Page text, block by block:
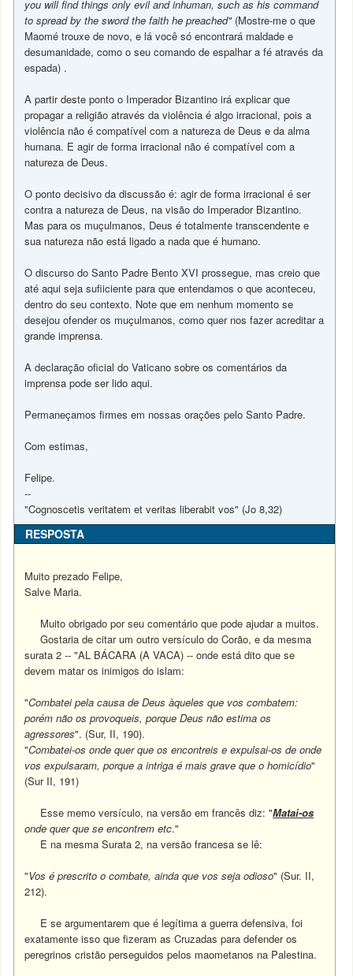
you will find things only evil and inhuman, such as his command
to spread by the sword the faith he preached"(Mostre-me o que
Maomé trouxe de novo, e lá você só encontrará maldade e
desumanidade, como o seu comando de espalhar a fé através da
espada) .
A partir deste ponto o Imperador Bizantino irá explicar que
propagar a religião através da violência é algo irracional, pois a
violência não é compatível com a natureza de Deus e da alma
humana. E agir de forma irracional não é compatível com a
natureza de Deus.
O ponto decisivo da discussão é: agir de forma irracional é ser
contra a natureza de Deus, na visão do Imperador Bizantino.
Mas para os muçulmanos, Deus é totalmente transcendente e
sua natureza não está ligado a nada que é humano.
O discurso do Santo Padre Bento XVI prossegue, mas creio que
até aqui seja sufiiciente para que entendamos o que aconteceu,
dentro do seu contexto. Note que em nenhum momento se
desejou ofender os muçulmanos, como quer nos fazer acreditar a
grande imprensa.
A declaração oficial do Vaticano sobre os comentários da
imprensa pode ser lido aqui.
Permaneçamos firmes em nossas orações pelo Santo Padre.
Com estimas,
Felipe.
--
"Cognoscetis veritatem et veritas liberabit vos" (Jo 8,32)
RESPOSTA
Muito prezado Felipe,
Salve Maria.
Muito obrigado por seu comentário que pode ajudar a muitos.
Gostaria de citar um outro versículo do Corão, e da mesma
surata 2 -- "AL BÁCARA (A VACA) -- onde está dito que se
devem matar os inimigos do islam:
"Combatei pela causa de Deus àqueles que vos combatem:
porém não os provoqueis, porque Deus não estima os
agressores". (Sur, II, 190).
"Combatei-os onde quer que os encontreis e expulsai-os de onde
vos expulsaram, porque a intriga é mais grave que o homicídio"
(Sur II, 191)
Esse memo versículo, na versão em francês diz:"Matai-os
onde quer que se encontrem etc."
E na mesma Surata 2, na versão francesa se lê:
"Vos é prescrito o combate, ainda que vos seja odioso" (Sur. II,
212).
E se argumentarem que é legítima a guerra defensiva, foi
exatamente isso que fizeram as Cruzadas para defender os
peregrinos cristão perseguidos pelos maometanos na Palestina.